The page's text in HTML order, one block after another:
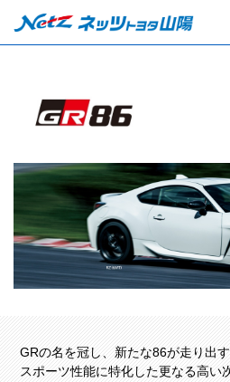
GRの名を冠し、新たな86が走り出す
スポーツ性能に特化した更なる高い